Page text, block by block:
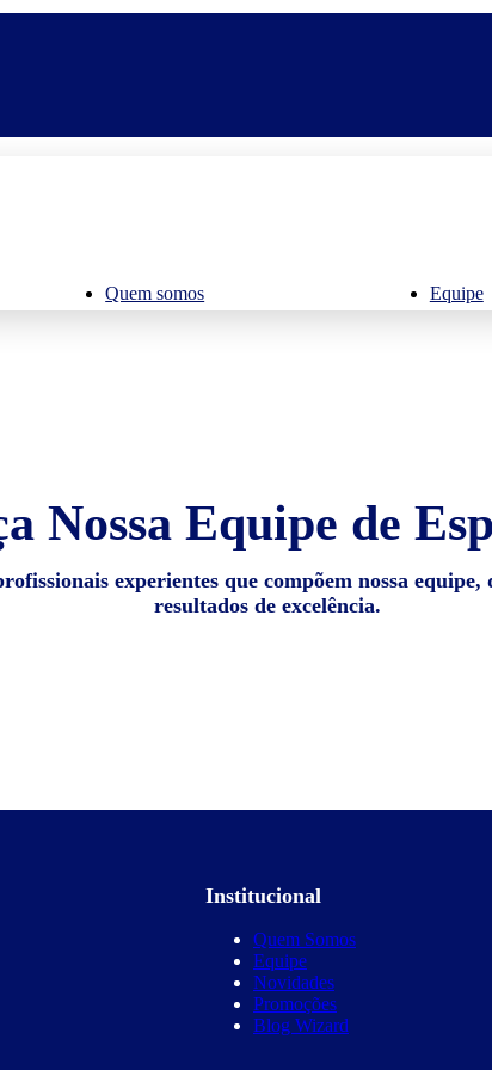
Quem somos Equipe
Nossa Equipe de
experientes que compõem nossa equipe,
resultados de excelência.
Institucional
Quem Somos
Equipe
Novidades
Promoções
Blog Wizard